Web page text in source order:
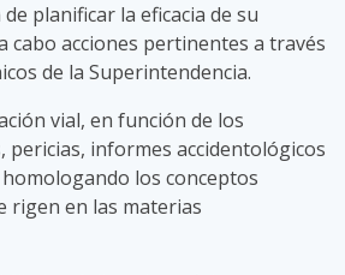
planificar la eficacia de su
cabo acciones pertinentes a través
de la Superintendencia.
vial, en función de los
pericias, informes accidentológicos
los conceptos
rigen en las materias